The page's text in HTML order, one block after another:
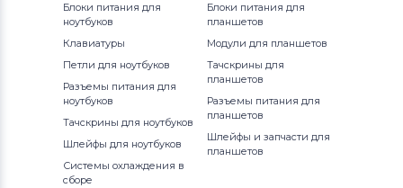
Блоки питания для
ноутбуков
Клавиатуры
Петли для ноутбуков
Разъемы питания для
ноутбуков
Тачскрины для ноутбуков
Шлейфы для ноутбуков
Системы охлаждения в
сборе
Блоки питания для
планшетов
Модули для планшетов
Тачскрины для
планшетов
Разъемы питания для
планшетов
Шлейфы и запчасти для
планшетов